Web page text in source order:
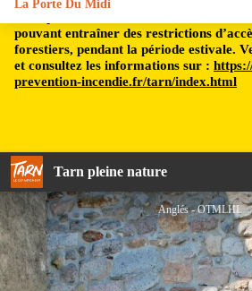
pouvant entraîner des restrictions
forestiers, pendant la période estivale.
et consultez les informations sur :
prevention-incendie.fr/tarn/index.html
Tarn pleine nature
La Porte Du Midi
Anglés - OTMLHL